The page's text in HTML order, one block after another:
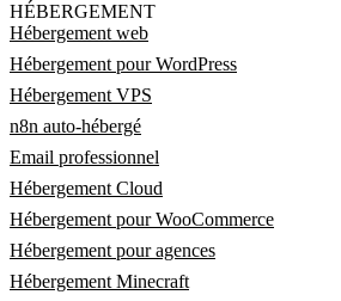
HÉBERGEMENT
Hébergement web
Hébergement pour WordPress
Hébergement VPS
n8n auto-hébergé
Email professionnel
Hébergement Cloud
Hébergement pour WooCommerce
Hébergement pour agences
Hébergement Minecraft